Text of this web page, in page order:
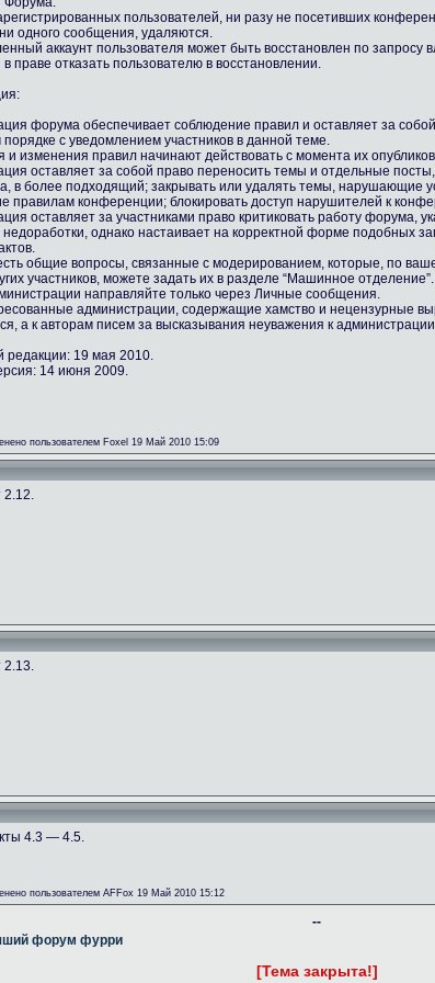
пользователей, ни разу не посетивших
одного сообщения, удаляются.
аккаунт пользователя может быть восстановлен по запросу
праве отказать пользователю в восстановлении.
форума обеспечивает соблюдение правил и оставляет за
с уведомлением участников в данной теме.
и изменения правил начинают действовать с момента их
оставляет за собой право переносить темы и отдельные
в более подходящий; закрывать или удалять темы, нарушающие
правилам конференции; блокировать доступ нарушителей к
оставляет за участниками право критиковать работу форума,
недоработки, однако настаивает на корректной форме подобных
общие вопросы, связанные с модерированием, которые, по
участников, можете задать их в разделе “Машинное
направляйте только через Личные сообщения.
администрации, содержащие хамство и нецензурные
а к авторам писем за высказывания неуважения к
редакции: 19 мая 2010.
14 июня 2009.
пользователем Foxel 19 Май 2010 15:09
2.12.
2.13.
4.3 — 4.5.
пользователем AFFox 19 Май 2010 15:12
--
форум фурри
[Тема закрыта!]